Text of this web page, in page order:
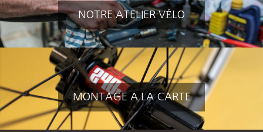
NOTRE ATELIER VÉLO
MONTAGE A LA CARTE